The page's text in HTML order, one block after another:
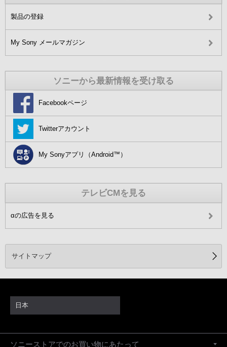
製品の登録
My Sony メールマガジン
ソニーから最新情報を受け取る
Facebookページ
Twitterアカウント
My Sonyアプリ（Android™）
テレビCMを見る
αの広告を見る
サイトマップ
日本
ソニーストアでのお買い物にあたって